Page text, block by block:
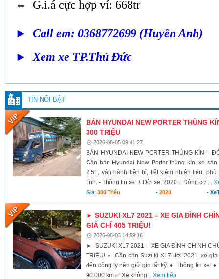
⇔ G.i.á cực hợp ví: 668tr
► Call em: 0368772699 (Huyền Anh)
► Xem xe TP.Thủ Đức
TIN NỔI BẬT
BÁN HYUNDAI NEW PORTER THÙNG
300 TRIỆU
2026-08-05 09:41:27
BÁN HYUNDAI NEW PORTER THÙNG KÍN –
Cần bán Hyundai New Porter thùng kín, xe
2.5L, vận hành bền bỉ, tiết kiệm nhiên liệu,
tỉnh. - Thông tin xe: + Đời xe: 2020 + Động cơ:...
Giá:300 Triệu -2020 -
► SUZUKI XL7 2021 – XE GIA ĐÌNH
GIÁ CHỈ 405 TRIỆU!
2026-08-03 14:59:16
► SUZUKI XL7 2021 – XE GIA ĐÌNH CHÍNH
TRIỆU! ♦ Cần bán Suzuki XL7 đời 2021, xe
đến công ty nên giữ gìn rất kỹ. ♦ Thông tin xe:
90.000 km ✅ Xe không...Xem tiếp